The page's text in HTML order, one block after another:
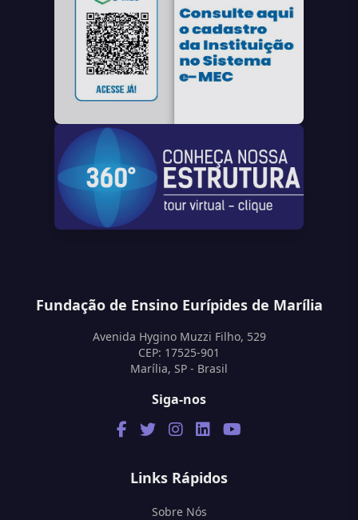
Fundação de Ensino Eurípides de Marília
Avenida Hygino Muzzi Filho, 529
CEP: 17525-901
Marília, SP - Brasil
Siga-nos
Links Rápidos
Sobre Nós